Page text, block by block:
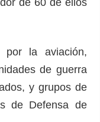
de 60 de ellos
por la aviación,
de guerra
y grupos de
de Defensa de